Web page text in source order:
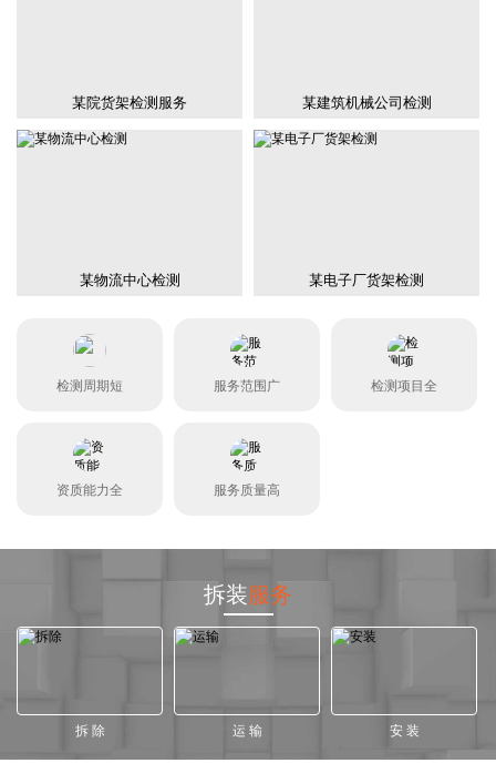
某院货架检测服务 某建筑机械公司检测
某物流中心检测 某电子厂货架检测
检测周期短 服务范围广 检测项目全
资质能力全 服务质量高
拆装服务
拆 除 运 输 安 装